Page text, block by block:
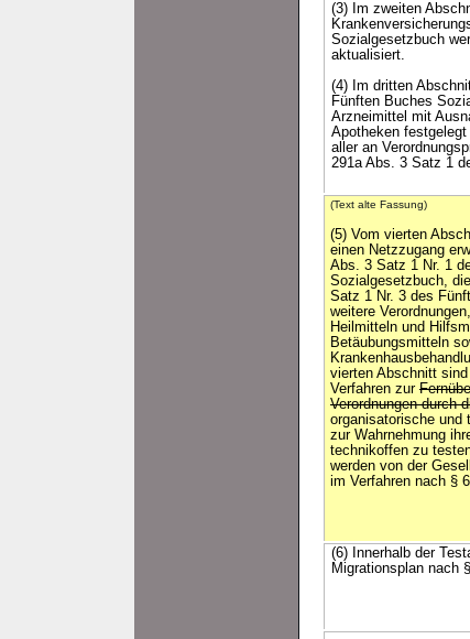
(3) Im zweiten
Sozialgesetzbuch
aktualisiert.
(4) Im dritten
Fünften Buches
Arzneimittel mit
Apotheken
aller an
291a Abs. 3 Satz 1
(Text alte Fassung)
(5) Vom vierten
einen Netzzugang
Abs. 3 Satz 1 Nr. 1
Sozialgesetzbuch,
Satz 1 Nr. 3 des
weitere
Heilmitteln und
Betäubungsmitteln
vierten Abschnitt
Verfahren zur
Verordnungen durch
organisatorische und
zur Wahrnehmung
technikoffen zu
werden von der
im Verfahren nach §
(6) Innerhalb der
Migrationsplan nach